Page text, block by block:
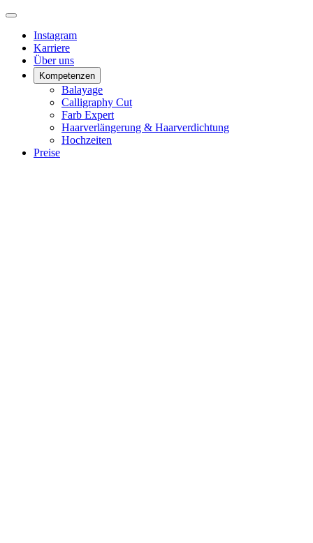
Instagram
Karriere
Über uns
Kompetenzen
Balayage
Calligraphy Cut
Farb Expert
Haarverlängerung & Haarverdichtung
Hochzeiten
Preise